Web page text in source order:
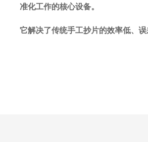
准化工作的核心设备。
它解决了传统手工抄片的效率低、